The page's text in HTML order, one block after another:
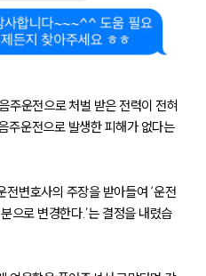
주운전으로 처벌 받은 전력이 전혀
주운전으로 발생한 피해가 없다는
변호사의 주장을 받아들여 ‘운전
으로 변경한다.’는 결정을 내렸습